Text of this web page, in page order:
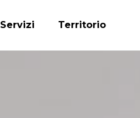
Servizi Territorio